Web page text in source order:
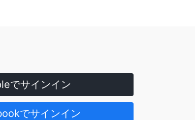
でサインイン
でサインイン